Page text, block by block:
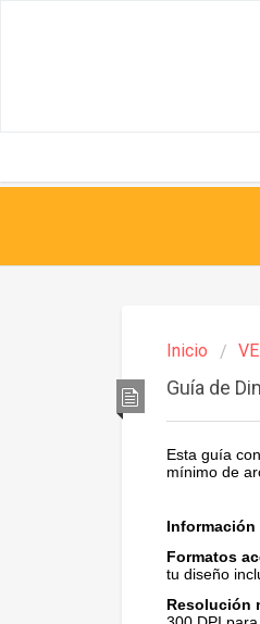
Inicio
Guía de
Esta guía
mínimo de
Información
Formatos
tu diseño
Resolución